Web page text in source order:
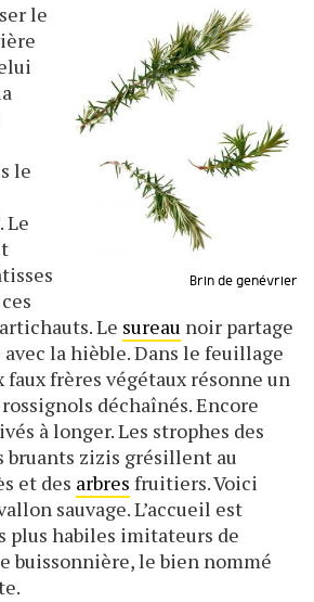
Brin de genévrier
le
le
Le
Le sureau noir partage
avec la hièble. Dans le feuillage
faux frères végétaux résonne un
déchaînés. Encore
à longer. Les strophes des
bruants zizis grésillent au
et des arbres fruitiers. Voici
sauvage. L’accueil est
plus habiles imitateurs de
buissonnière, le bien nommé